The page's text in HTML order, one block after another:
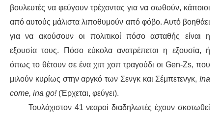
βουλευτές να φεύγουν τρέχοντας για να σωθούν, κάποιοι
από αυτούς μάλιστα λιποθυμούν από φόβο. Αυτό βοηθάει
για να ακούσουν οι πολιτικοί πόσο ασταθής είναι η
εξουσία τους. Πόσο εύκολα ανατρέπεται η εξουσία, ή
όπως το θέτουν σε ένα χιπ χοπ τραγούδι οι Gen-Zs, που
μιλούν κυρίως στην αργκό των Σενγκ και Σέμπετενγκ, Ina
come, ina go!(Έρχεται, φεύγει).
Τουλάχιστον 41 νεαροί διαδηλωτές έχουν σκοτωθεί